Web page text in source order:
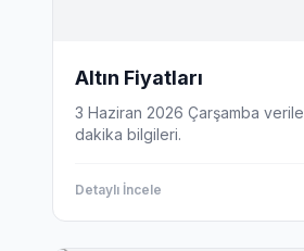
Altın Fiyatları
3 Haziran 2026 Çarşamba
dakika bilgileri.
Detaylı İncele